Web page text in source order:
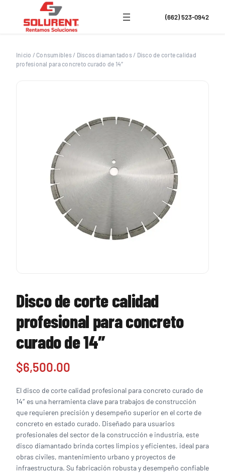
contenido
(662) 523-0942
Inicio /Consumibles/ Discos diamantados/ Disco de corte calidad
profesional para concreto curado de 14″
Disco de corte calidad
profesional para concreto
curado de 14″
$6,500.00
El disco de corte calidad profesional para concreto curado de
14″ es una herramienta clave para trabajos de construcción
que requieren precisión y desempeño superior en el corte de
concreto en estado curado. Diseñado para usuarios
profesionales del sector de la construcción e industria, este
disco diamantado brinda cortes limpios y eficientes, ideal para
obras civiles, mantenimiento urbano y proyectos de
infraestructura. Su fabricación robusta y desempeño confiable